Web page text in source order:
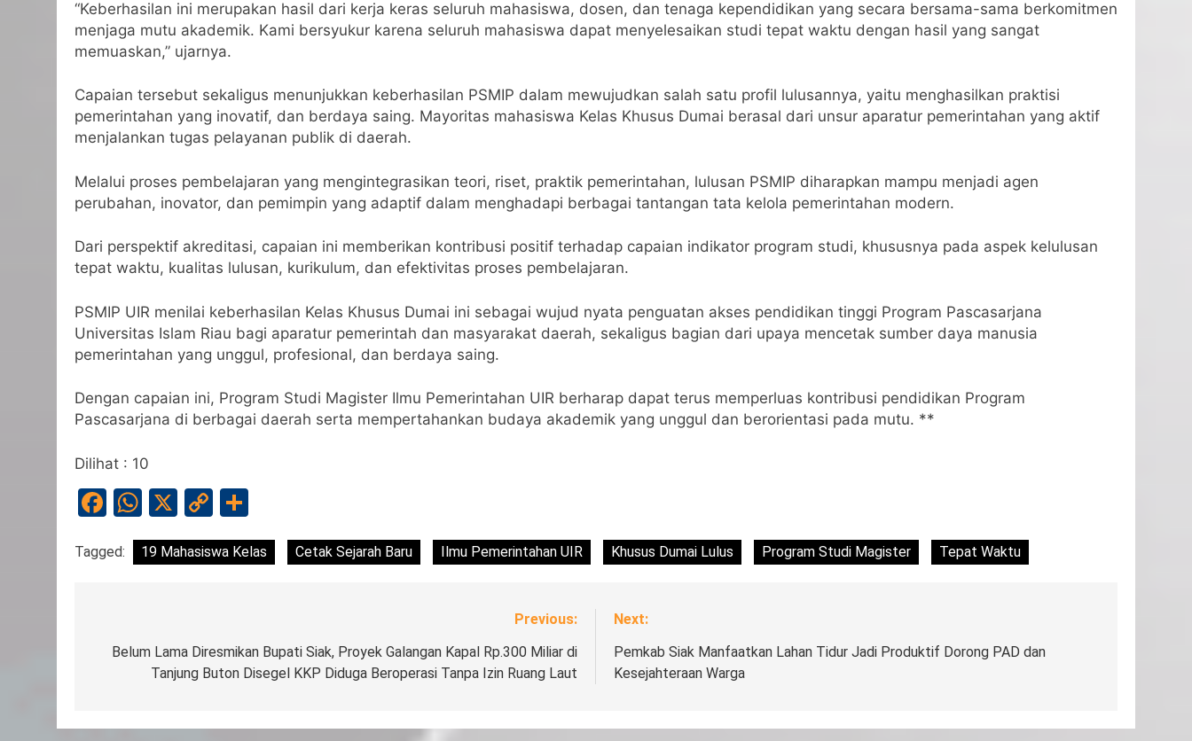
“Keberhasilan ini merupakan hasil dari kerja keras seluruh mahasiswa, dosen, dan tenaga kependidikan yang secara bersama-sama berkomitmen
menjaga mutu akademik. Kami bersyukur karena seluruh mahasiswa dapat menyelesaikan studi tepat waktu dengan hasil yang sangat
memuaskan,” ujarnya.
Capaian tersebut sekaligus menunjukkan keberhasilan PSMIP dalam mewujudkan salah satu profil lulusannya, yaitu menghasilkan praktisi
pemerintahan yang inovatif, dan berdaya saing. Mayoritas mahasiswa Kelas Khusus Dumai berasal dari unsur aparatur pemerintahan yang aktif
menjalankan tugas pelayanan publik di daerah.
Melalui proses pembelajaran yang mengintegrasikan teori, riset, praktik pemerintahan, lulusan PSMIP diharapkan mampu menjadi agen
perubahan, inovator, dan pemimpin yang adaptif dalam menghadapi berbagai tantangan tata kelola pemerintahan modern.
Dari perspektif akreditasi, capaian ini memberikan kontribusi positif terhadap capaian indikator program studi, khususnya pada aspek kelulusan
tepat waktu, kualitas lulusan, kurikulum, dan efektivitas proses pembelajaran.
PSMIP UIR menilai keberhasilan Kelas Khusus Dumai ini sebagai wujud nyata penguatan akses pendidikan tinggi Program Pascasarjana
Universitas Islam Riau bagi aparatur pemerintah dan masyarakat daerah, sekaligus bagian dari upaya mencetak sumber daya manusia
pemerintahan yang unggul, profesional, dan berdaya saing.
Dengan capaian ini, Program Studi Magister Ilmu Pemerintahan UIR berharap dapat terus memperluas kontribusi pendidikan Program
Pascasarjana di berbagai daerah serta mempertahankan budaya akademik yang unggul dan berorientasi pada mutu. **
Dilihat : 10
Facebook
WhatsApp
X
Copy
Link
Tagged: 19 Mahasiswa Kelas Cetak Sejarah Baru Ilmu Pemerintahan UIR Khusus Dumai Lulus Program Studi Magister Tepat Waktu
pos
Previous:
Belum Lama Diresmikan Bupati Siak, Proyek Galangan Kapal Rp.300 Miliar di
Tanjung Buton Disegel KKP Diduga Beroperasi Tanpa Izin Ruang Laut
Next:
Pemkab Siak Manfaatkan Lahan Tidur Jadi Produktif Dorong PAD dan
Kesejahteraan Warga